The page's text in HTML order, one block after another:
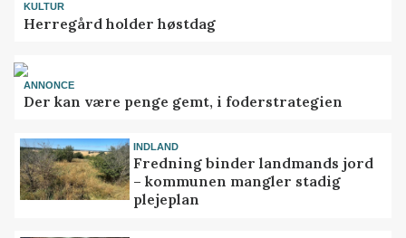
KULTUR
Herregård holder høstdag
ANNONCE
Der kan være penge gemt, i foderstrategien
INDLAND
Fredning binder landmands jord
– kommunen mangler stadig
plejeplan